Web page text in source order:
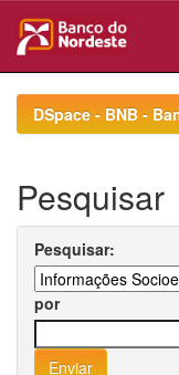
navigationDSpace - BNB -
Pesquisar
Pesquisar:
por